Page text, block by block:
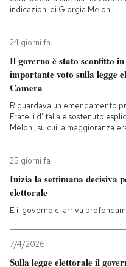
indicazioni di Giorgia Meloni
24 giorni fa
Il governo è stato sconfitto
importante voto sulla legge
Camera
Riguardava un emendamento
Fratelli d’Italia e sostenuto
Meloni, su cui la maggioranza
25 giorni fa
Inizia la settimana decisiva
elettorale
E il governo ci arriva
7/4/2026
Sulla legge elettorale il